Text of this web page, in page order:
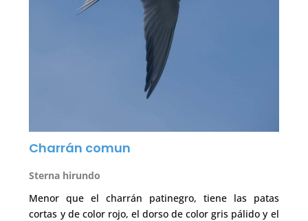
Charrán comun
Sterna hirundo
Menor que el charrán patinegro, tiene las patas
cortas y de color rojo, el dorso de color gris pálido y el